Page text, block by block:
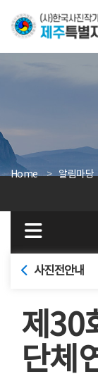
Home 알림마당
사진전안내
제30
단체